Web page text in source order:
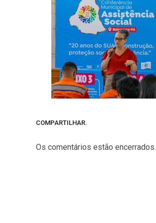
COMPARTILHAR.
Os comentários estão encerrados.